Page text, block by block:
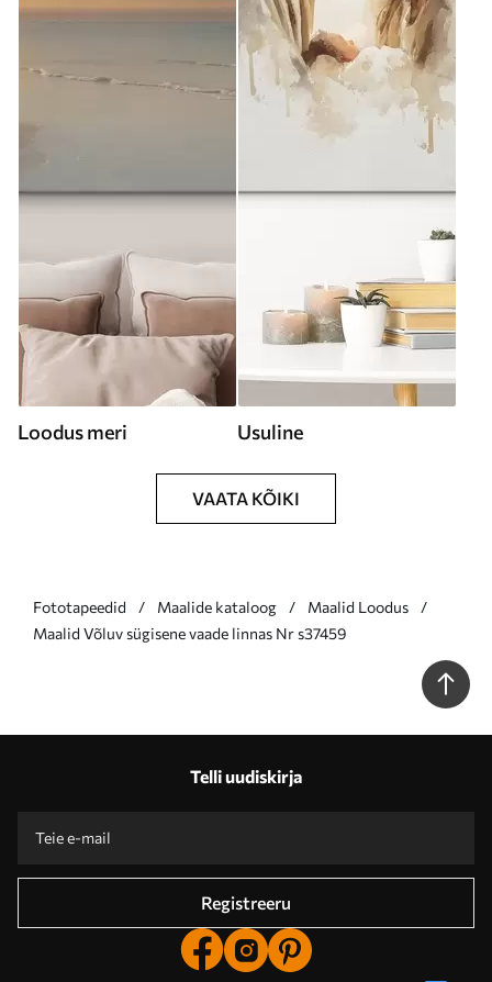
Loodus meri Usuline
VAATA KÕIKI
Fototapeedid Maalide kataloog
Maalid Loodus
Maalid Võluv sügisene vaade linnas Nr s37459
Telli uudiskirja
Registreeru